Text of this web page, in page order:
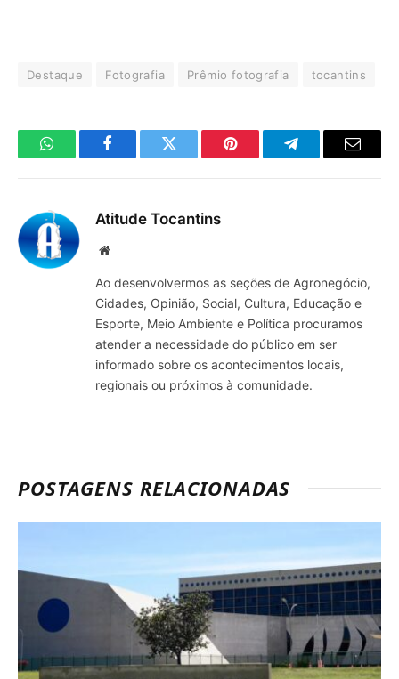
Destaque Fotografia Prêmio fotografia tocantins
WhatsAppFacebookTwitter Pinterest TelegramaE-
Atitude Tocantins
Site
Ao desenvolvermos as seções de Agronegócio,
Cidades, Opinião, Social, Cultura, Educação e
Esporte, Meio Ambiente e Política procuramos
atender a necessidade do público em ser
informado sobre os acontecimentos locais,
regionais ou próximos à comunidade.
POSTAGENS RELACIONADAS